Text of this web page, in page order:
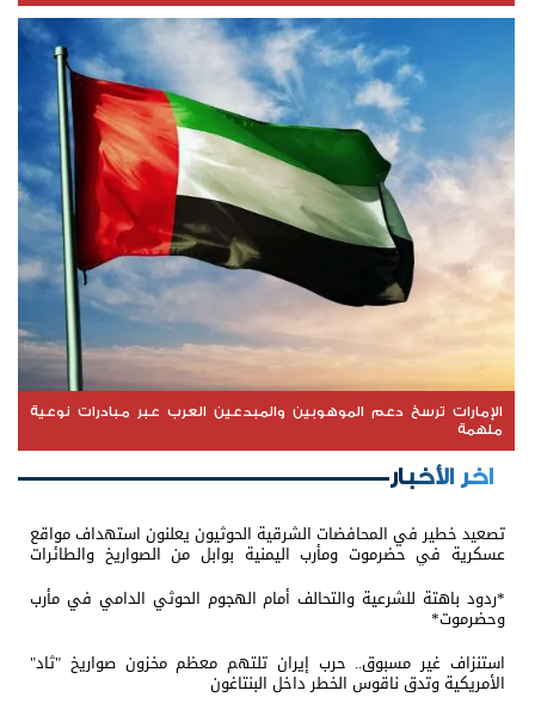
الإمارات ترسخ دعم الموهوبين والمبدعين العرب عبر مبادرات نوعية
ملهمة
اخر الأخبار
تصعيد خطير في المحافضات الشرقية الحوثيون يعلنون استهداف مواقع
عسكرية في حضرموت ومأرب اليمنية بوابل من الصواريخ والطائرات
*ردود باهتة للشرعية والتحالف أمام الهجوم الحوثي الدامي في مأرب
وحضرموت*
استنزاف غير مسبوق.. حرب إيران تلتهم معظم مخزون صواريخ "ثاد"
الأمريكية وتدق ناقوس الخطر داخل البنتاغون